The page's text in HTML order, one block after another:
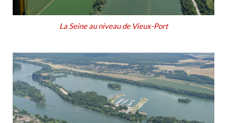
La Seine au niveau de Vieux-Port